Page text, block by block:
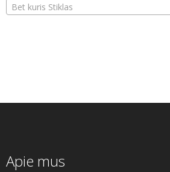
Bet kuris Stiklas
Apie mus